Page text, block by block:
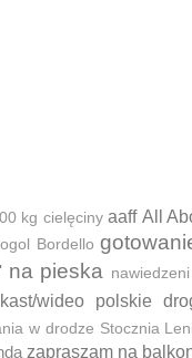
kg cielęciny aaff All
Bordello
na pieska nawiedzeni
wideo polskie
w drodze Stocznia
zapraszam na